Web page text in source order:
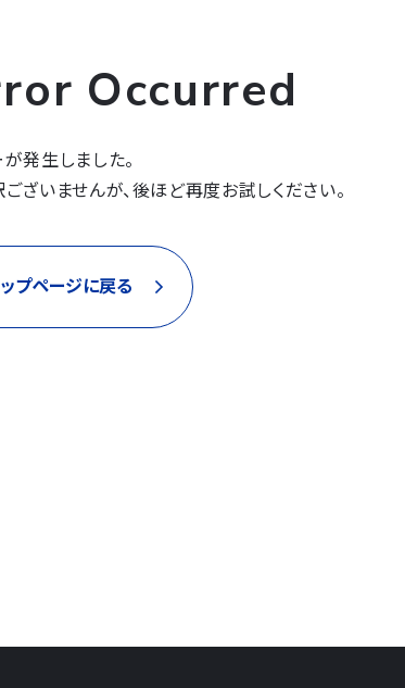
Occurred
発生しました。
ざいませんが、後ほど再度お試しください。
プページに戻る